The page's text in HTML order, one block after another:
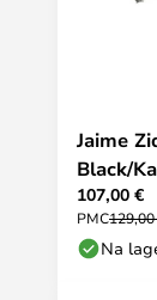
Jaime
Black/
107,00 €
PMC
Na